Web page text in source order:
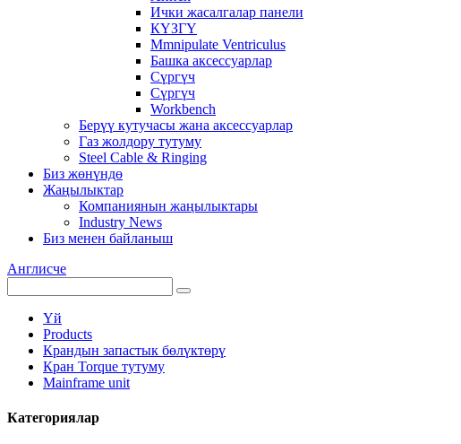
Ички жасалгалар панели
КҮЗГҮ
Mmnipulate Ventriculus
Башка аксессуарлар
Сүргүч
Сүргүч
Workbench
Берүү кутучасы жана аксессуарлар
Газ жолдору тутуму
Steel Cable & Ringing
Биз жөнүндө
Жаңылыктар
Компаниянын жаңылыктары
Industry News
Биз менен байланыш
Англисче
Үй
Products
Крандын запастык бөлүктөрү
Кран Torque тутуму
Mainframe unit
Категориялар